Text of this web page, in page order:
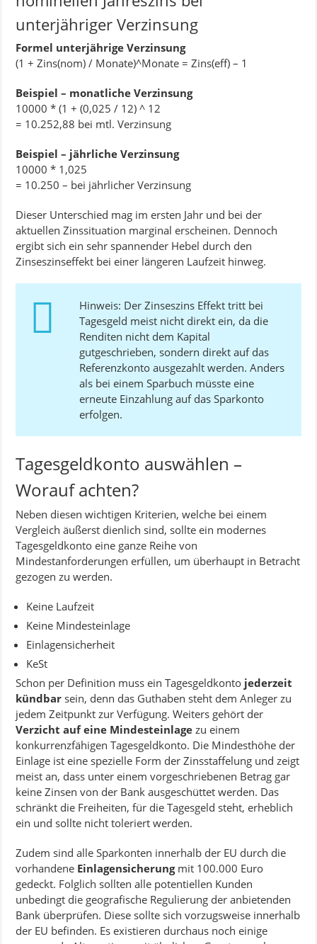
unterjähriger Verzinsung
Formel unterjährige Verzinsung
(1 + Zins(nom) / Monate)^Monate = Zins(eff) – 1
Beispiel – monatliche Verzinsung
10000 * (1 + (0,025 / 12) ^ 12
= 10.252,88 bei mtl. Verzinsung
Beispiel – jährliche Verzinsung
10000 * 1,025
= 10.250 – bei jährlicher Verzinsung
Dieser Unterschied mag im ersten Jahr und bei der
aktuellen Zinssituation marginal erscheinen. Dennoch
ergibt sich ein sehr spannender Hebel durch den
Zinseszinseffekt bei einer längeren Laufzeit hinweg.
Hinweis: Der Zinseszins Effekt tritt bei
Tagesgeld meist nicht direkt ein, da die
Renditen nicht dem Kapital
gutgeschrieben, sondern direkt auf das
Referenzkonto ausgezahlt werden. Anders
als bei einem Sparbuch müsste eine
erneute Einzahlung auf das Sparkonto
erfolgen.
Tagesgeldkonto auswählen –
Worauf achten?
Neben diesen wichtigen Kriterien, welche bei einem
Vergleich äußerst dienlich sind, sollte ein modernes
Tagesgeldkonto eine ganze Reihe von
Mindestanforderungen erfüllen, um überhaupt in Betracht
gezogen zu werden.
Keine Laufzeit
Keine Mindesteinlage
Einlagensicherheit
KeSt
Schon per Definition muss ein Tagesgeldkonto jederzeit
kündbar sein, denn das Guthaben steht dem Anleger zu
jedem Zeitpunkt zur Verfügung. Weiters gehört der
Verzicht auf eine Mindesteinlage zu einem
konkurrenzfähigen Tagesgeldkonto. Die Mindesthöhe der
Einlage ist eine spezielle Form der Zinsstaffelung und zeigt
meist an, dass unter einem vorgeschriebenen Betrag gar
keine Zinsen von der Bank ausgeschüttet werden. Das
schränkt die Freiheiten, für die Tagesgeld steht, erheblich
ein und sollte nicht toleriert werden.
Zudem sind alle Sparkonten innerhalb der EU durch die
vorhandene Einlagensicherungmit 100.000 Euro
gedeckt. Folglich sollten alle potentiellen Kunden
unbedingt die geografische Regulierung der anbietenden
Bank überprüfen. Diese sollte sich vorzugsweise innerhalb
der EU befinden. Es existieren durchaus noch einige